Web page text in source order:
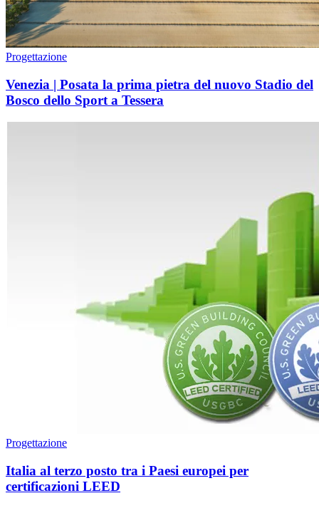
Progettazione
Venezia | Posata la prima pietra del nuovo Stadio del
Bosco dello Sport a Tessera
Progettazione
Italia al terzo posto tra i Paesi europei per
certificazioni LEED